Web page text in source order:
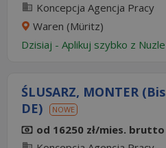
Koncepcja Agencja Pracy
Waren (Müritz)
Dzisiaj - Aplikuj szybko z Nuzle
ŚLUSARZ, MONTER
DE)
NOWE
od 16250 zł/mies. brutto